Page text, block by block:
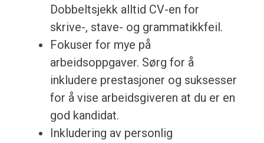
Dobbeltsjekk alltid CV-en for
skrive-, stave- og grammatikkfeil.
Fokuser for mye på
arbeidsoppgaver. Sørg for å
inkludere prestasjoner og suksesser
for å vise arbeidsgiveren at du er en
god kandidat.
Inkludering av personlig